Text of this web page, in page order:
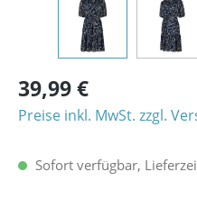
39,99 €
Preise inkl. MwSt. zzgl.
Sofort verfügbar,